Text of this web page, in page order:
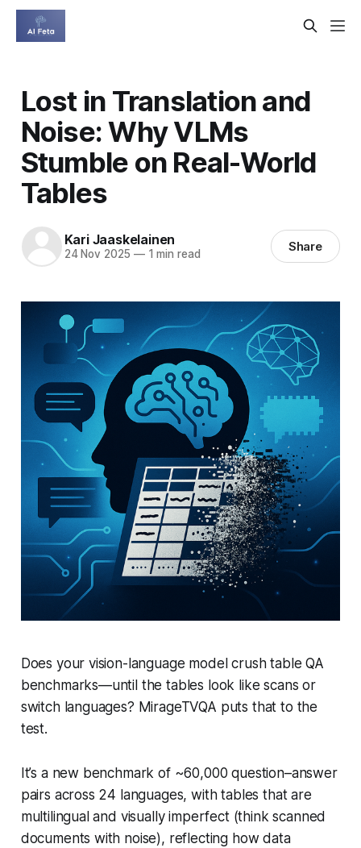
Lost in Translation and
Noise: Why VLMs
Stumble on Real-World
Tables
Kari Jaaskelainen
24 Nov 2025 —1 min read Share
Does your vision-language model crush table QA
benchmarks—until the tables look like scans or
switch languages? MirageTVQA puts that to the
test.
It’s a new benchmark of ~60,000 question–answer
pairs across 24 languages, with tables that are
multilingual and visually imperfect (think scanned
documents with noise), reflecting how data